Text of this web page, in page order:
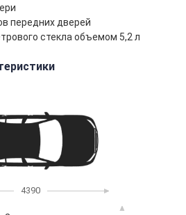
передних дверей
стекла объемом 5,2 л
4390